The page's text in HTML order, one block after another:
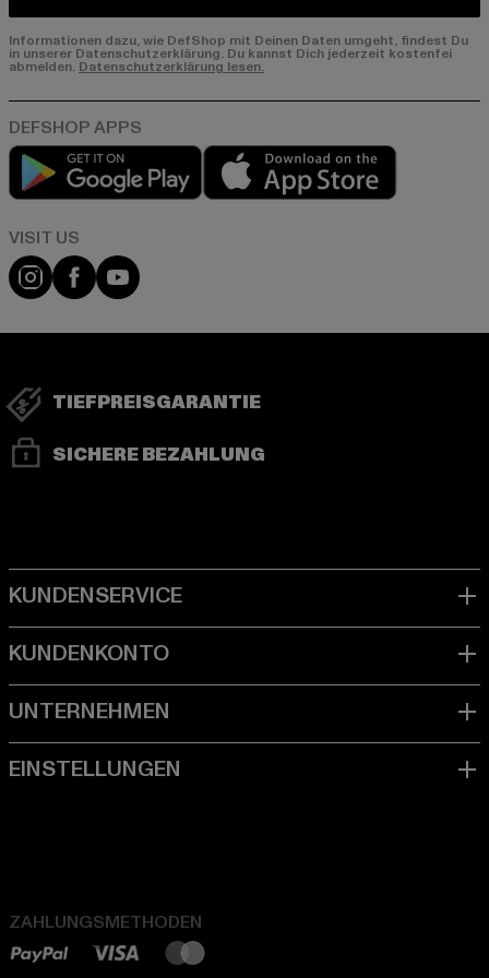
Informationen dazu, wie DefShop mit Deinen Daten umgeht, findest Du
in unserer Datenschutzerklärung. Du kannst Dich jederzeit kostenfei
abmelden. Datenschutzerklärung lesen.
Play market
Visit our Instagram page:
Visit our Facebook page:
Visit our YouTube channel:
TIEFPREISGARANTIE
SICHERE BEZAHLUNG
ZAHLUNGSMETHODEN